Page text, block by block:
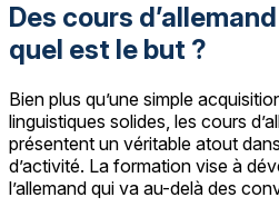
Des cours
quel est le but ?
Bien plus qu’une simple
linguistiques solides, les cours
présentent un véritable atout
d’activité. La formation vise à
l’allemand qui va au-delà des